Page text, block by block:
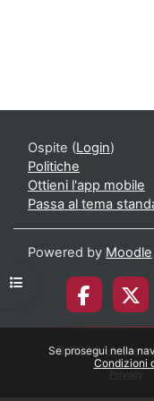
Se prosegui nella
Condizioni
Apri indice del corso
Ospite (Login)
Politiche
Ottieni l'app mobile
Passa al tema
Powered by Moodle
© 2026